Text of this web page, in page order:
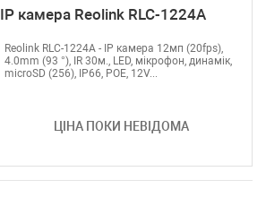
IP камера Reolink RLC-1224A
ЦІНА ПОКИ НЕВІДОМА
Reolink RLC-1224A - IP камера 12мп (20fps),
4.0mm (93 °), IR 30м., LED, мікрофон, динамік,
microSD (256), IP66, POE, 12V...